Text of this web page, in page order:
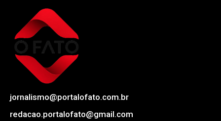
jornalismo@portalofato.com.br
redacao.portalofato@gmail.com